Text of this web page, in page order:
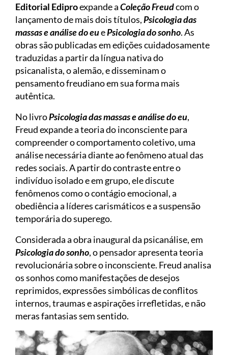
Editorial Ediproexpande aColeção Freudcom o
lançamento de mais dois títulos,Psicologia das
massas e análise do euePsicologia do sonho. As
obras são publicadas em edições cuidadosamente
traduzidas a partir da língua nativa do
psicanalista, o alemão, e disseminam o
pensamento freudiano em sua forma mais
autêntica.
No livroPsicologia das massas e análise do eu,
Freud expande a teoria do inconsciente para
compreender o comportamento coletivo, uma
análise necessária diante ao fenômeno atual das
redes sociais. A partir do contraste entre o
indivíduo isolado e em grupo, ele discute
fenômenos como o contágio emocional, a
obediência a líderes carismáticos e a suspensão
temporária do superego.
Considerada a obra inaugural da psicanálise, em
Psicologia do sonho, o pensador apresenta teoria
revolucionária sobre o inconsciente. Freud analisa
os sonhos como manifestações de desejos
reprimidos, expressões simbólicas de conflitos
internos, traumas e aspirações irrefletidas, e não
meras fantasias sem sentido.